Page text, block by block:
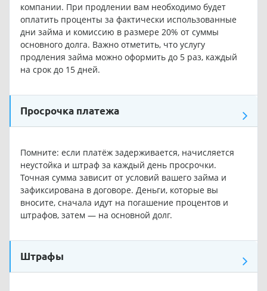
компании. При продлении вам необходимо будет
оплатить проценты за фактически использованные
дни займа и комиссию в размере 20% от суммы
основного долга. Важно отметить, что услугу
продления займа можно оформить до 5 раз, каждый
на срок до 15 дней.
Просрочка платежа
Помните: если платёж задерживается, начисляется
неустойка и штраф за каждый день просрочки.
Точная сумма зависит от условий вашего займа и
зафиксирована в договоре. Деньги, которые вы
вносите, сначала идут на погашение процентов и
штрафов, затем — на основной долг.
Штрафы